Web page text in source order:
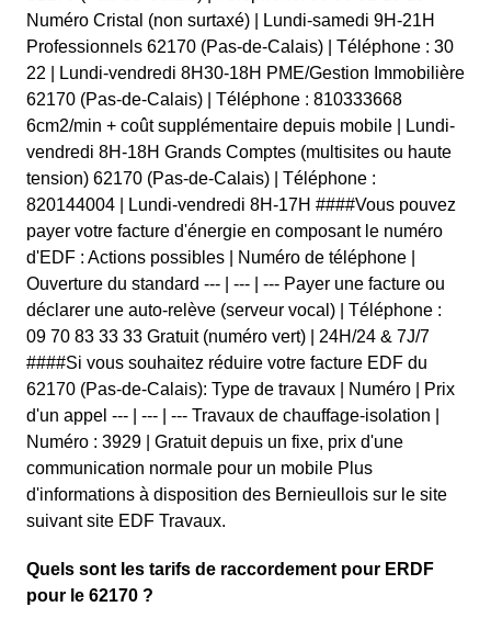
Numéro Cristal (non surtaxé) | Lundi-samedi 9H-21H
Professionnels 62170 (Pas-de-Calais) | Téléphone : 30
22 | Lundi-vendredi 8H30-18H PME/Gestion Immobilière
62170 (Pas-de-Calais) | Téléphone : 810333668
6cm2/min + coût supplémentaire depuis mobile | Lundi-
vendredi 8H-18H Grands Comptes (multisites ou haute
tension) 62170 (Pas-de-Calais) | Téléphone :
820144004 | Lundi-vendredi 8H-17H ####Vous pouvez
payer votre facture d'énergie en composant le numéro
d'EDF : Actions possibles | Numéro de téléphone |
Ouverture du standard --- | --- | --- Payer une facture ou
déclarer une auto-relève (serveur vocal) | Téléphone :
09 70 83 33 33 Gratuit (numéro vert) | 24H/24 & 7J/7
####Si vous souhaitez réduire votre facture EDF du
62170 (Pas-de-Calais): Type de travaux | Numéro | Prix
d'un appel --- | --- | --- Travaux de chauffage-isolation |
Numéro : 3929 | Gratuit depuis un fixe, prix d'une
communication normale pour un mobile Plus
d'informations à disposition des Bernieullois sur le site
suivant site EDF Travaux.
Quels sont les tarifs de raccordement pour ERDF
pour le 62170 ?